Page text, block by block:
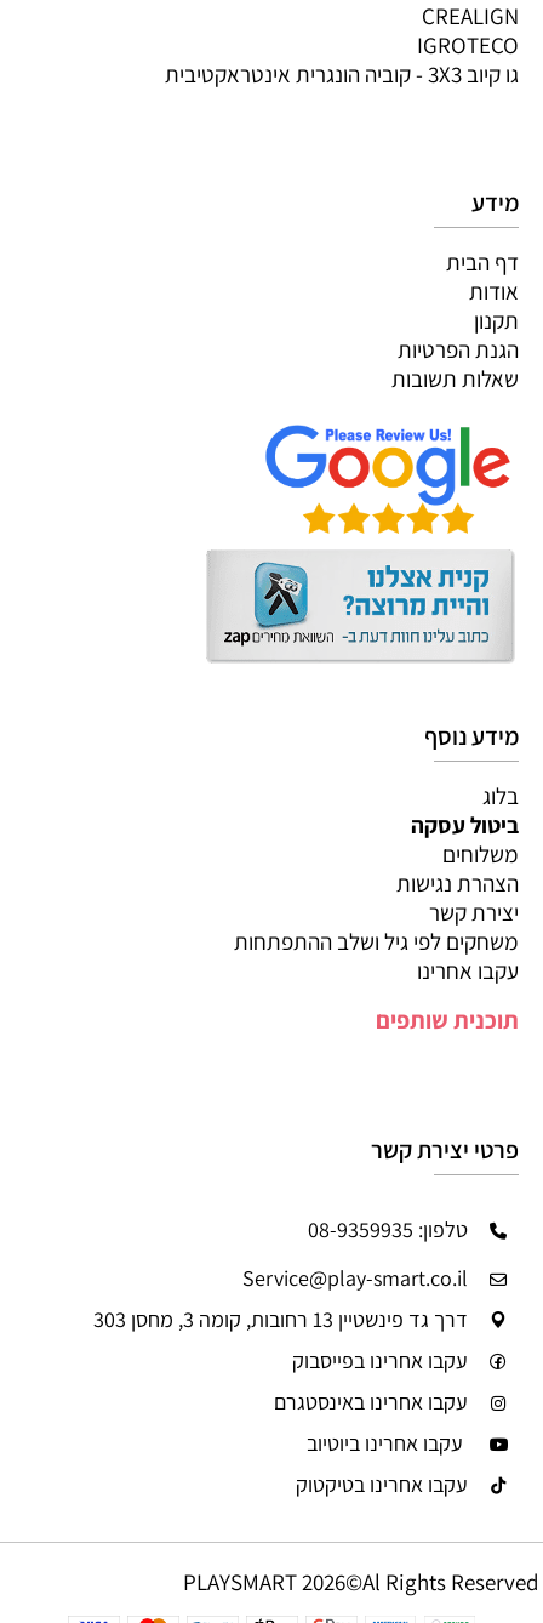
CREALIGN
IGROTECO
גו קיוב 3X3 - קוביה הונגרית אינטראקטיבית
מידע
דף הבית
אודות
תקנון
הגנת הפרטיות
שאלות תשובות
מידע נוסף
בלוג
ביטול עסקה
משלוחים
הצהרת נגישות
יצירת קשר
משחקים לפי גיל ושלב ההתפתחות
עקבו אחרינו
תוכנית שותפים
פרטי יצירת קשר
טלפון: 08-9359935
Service@play-smart.co.il
דרך גד פינשטיין 13 רחובות, קומה 3, מחסן 303
עקבו אחרינו בפייסבוק
עקבו אחרינו באינסטגרם
עקבו אחרינו ביוטיוב
עקבו אחרינו בטיקטוק
PLAYSMART 2026©Al Rights Reserved